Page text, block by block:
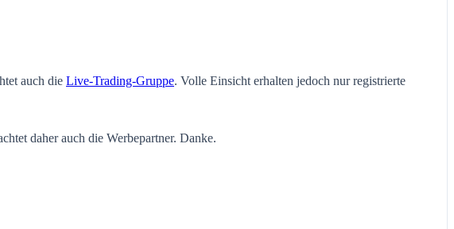
auch die Live-Trading-Gruppe. Volle Einsicht erhalten jedoch nur registrierte
daher auch die Werbepartner. Danke.